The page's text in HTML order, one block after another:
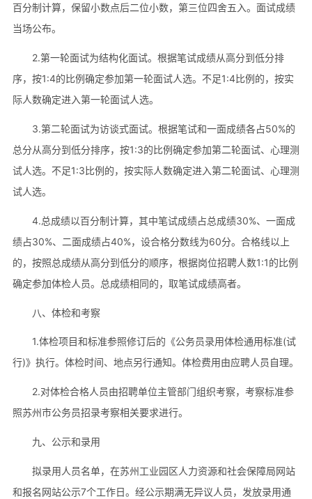
百分制计算，保留小数点后二位小数，第三位四舍五入。面试成绩
当场公布。
2.第一轮面试为结构化面试。根据笔试成绩从高分到低分排
序，按1:4的比例确定参加第一轮面试人选。不足1:4比例的，按实
际人数确定进入第一轮面试人选。
3.第二轮面试为访谈式面试。根据笔试和一面成绩各占50%的
总分从高分到低分排序，按1:3的比例确定参加第二轮面试、心理测
试人选。不足1:3比例的，按实际人数确定进入第二轮面试、心理测
试人选。
4.总成绩以百分制计算，其中笔试成绩占总成绩30%、一面成
绩占30%、二面成绩占40%，设合格分数线为60分。合格线以上
的，按照总成绩从高分到低分的顺序，根据岗位招聘人数1:1的比例
确定参加体检人员。总成绩相同的，取笔试成绩高者。
八、体检和考察
1.体检项目和标准参照修订后的《公务员录用体检通用标准(试
行)》执行。体检时间、地点另行通知。体检费用由应聘人员自理。
2.对体检合格人员由招聘单位主管部门组织考察，考察标准参
照苏州市公务员招录考察相关要求进行。
九、公示和录用
拟录用人员名单，在苏州工业园区人力资源和社会保障局网站
和报名网站公示7个工作日。经公示期满无异议人员，发放录用通